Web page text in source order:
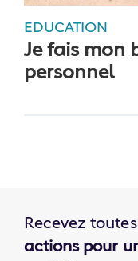
EDUCATION
Je fais mon
personnel
Recevez
actions pour